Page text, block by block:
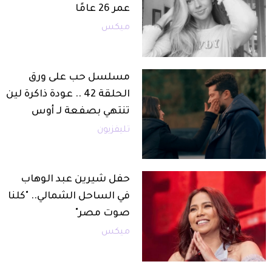
عمر 26 عامًا
ميكس
مسلسل حب على ورق
الحلقة 42 .. عودة ذاكرة لين
تنتهي بصفعة لـ أوس
تليفزيون
حفل شيرين عبد الوهاب
في الساحل الشمالي.. "كلنا
صوت مصر"
ميكس